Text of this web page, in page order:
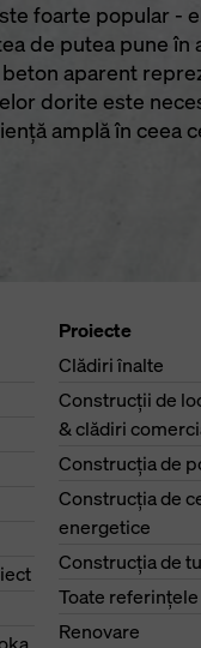
foarte popular -
de putea pune în
aparent
dorite este
amplă în ceea
Proiecte
Clădiri înalte
Construcţii de
& clădiri
Construcţia de
Construcţia de
energetice
Construcţia de
Toate referinţele
Renovare